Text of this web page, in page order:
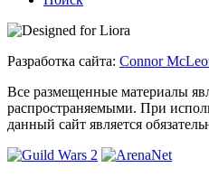
Разработка сайта: Connor
Все размещенные материалы
распространяемыми. При
данный сайт является